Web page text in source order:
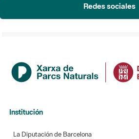
Redes sociales
Institución
La Diputación de Barcelona